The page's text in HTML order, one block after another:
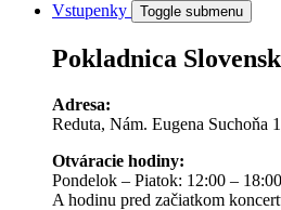
Vstupenky
Toggle submenu
Pokladnica
Adresa:
Reduta, Nám. Eugena Suchoňa
Otváracie hodiny:
Pondelok – Piatok: 12:00 – 18:00
A hodinu pred začiatkom